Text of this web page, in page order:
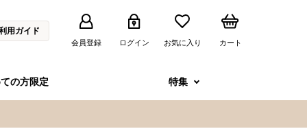
用ガイド
会員登録 ログイン お気に入り カート
の方限定 特集